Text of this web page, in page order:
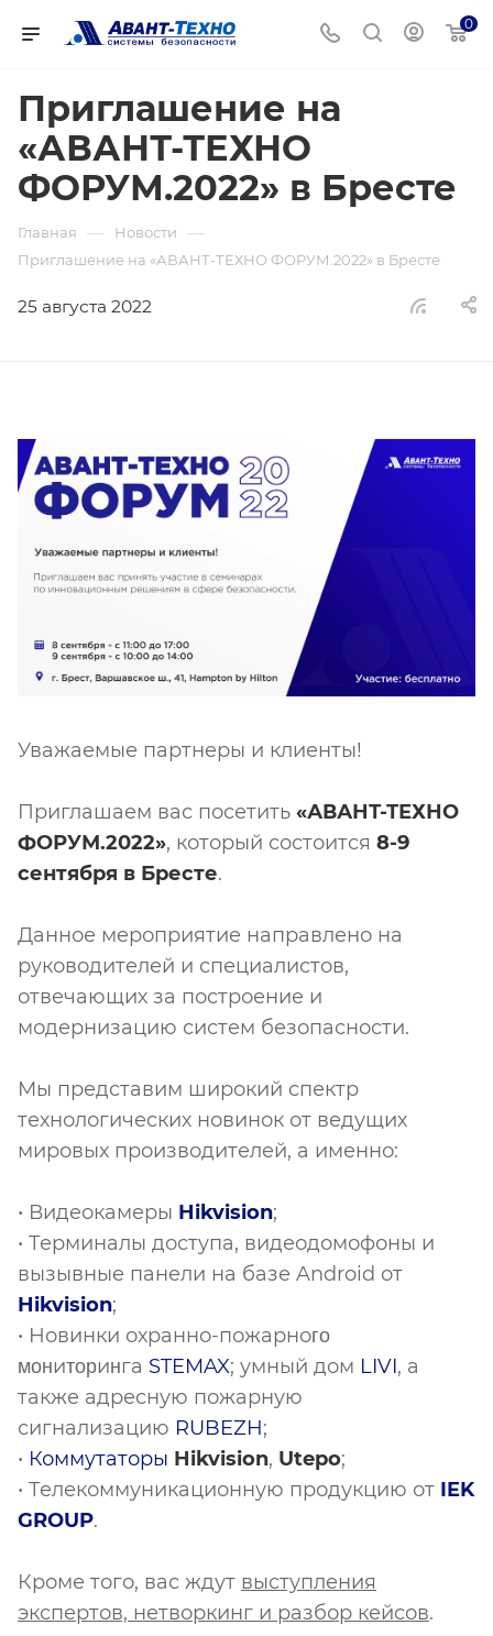
0
Приглашение на
«АВАНТ-ТЕХНО
ФОРУМ.2022» в Бресте
Главная — Новости —
Приглашение на «АВАНТ-ТЕХНО ФОРУМ.2022» в Бресте
25 августа 2022
Уважаемые партнеры и клиенты!
Приглашаем вас посетить «АВАНТ-ТЕХНО
ФОРУМ.2022», который состоится 8-9
сентября в Бресте.
Данное мероприятие направлено на
руководителей и специалистов,
отвечающих за построение и
модернизацию систем безопасности.
Мы представим широкий спектр
технологических новинок от ведущих
мировых производителей, а именно:
• Видеокамеры Hikvision;
• Терминалы доступа, видеодомофоны и
вызывные панели на базе Android от
Hikvision;
• Новинки охранно-пожарного
мониторинга STEMAX; умный дом LIVI, а
также адресную пожарную
сигнализацию RUBEZH;
• Коммутаторы Hikvision, Utepo;
• Телекоммуникационную продукцию от IEK
GROUP.
Кроме того, вас ждут выступления
экспертов, нетворкинг и разбор кейсов.